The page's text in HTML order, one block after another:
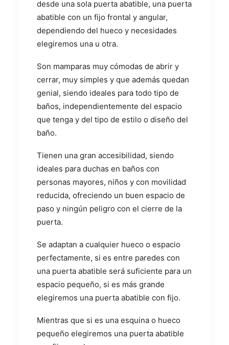
desde una sola puerta abatible, una puerta
abatible con un fijo frontal y angular,
dependiendo del hueco y necesidades
elegiremos una u otra.
Son mamparas muy cómodas de abrir y
cerrar, muy simples y que además quedan
genial, siendo ideales para todo tipo de
baños, independientemente del espacio
que tenga y del tipo de estilo o diseño del
baño.
Tienen una gran accesibilidad, siendo
ideales para duchas en baños con
personas mayores, niños y con movilidad
reducida, ofreciendo un buen espacio de
paso y ningún peligro con el cierre de la
puerta.
Se adaptan a cualquier hueco o espacio
perfectamente, si es entre paredes con
una puerta abatible será suficiente para un
espacio pequeño, si es más grande
elegiremos una puerta abatible con fijo.
Mientras que si es una esquina o hueco
pequeño elegiremos una puerta abatible